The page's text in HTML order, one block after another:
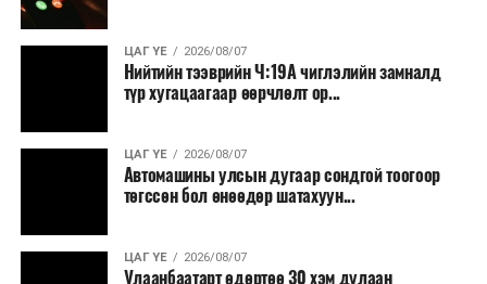
ЦАГ ҮЕ 2026/08/07
Нийтийн тээврийн Ч:19А чиглэлийн замналд
түр хугацаагаар өөрчлөлт ор...
ЦАГ ҮЕ 2026/08/07
Автомашины улсын дугаар сондгой тоогоор
төгссөн бол өнөөдөр шатахуун...
ЦАГ ҮЕ 2026/08/07
Улаанбаатарт өдөртөө 30 хэм дулаан